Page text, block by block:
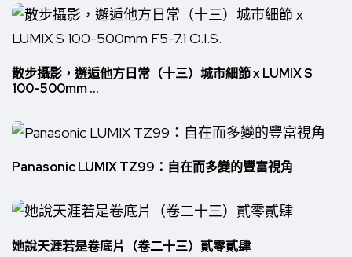
散步攝影，邂逅他方日常（十三）城市細節 x LUMIX S
100-500mm ...
Panasonic LUMIX TZ99：自在而多變的豐富視角
她說天涯若是卷底片（卷二十三）貳零貳肆